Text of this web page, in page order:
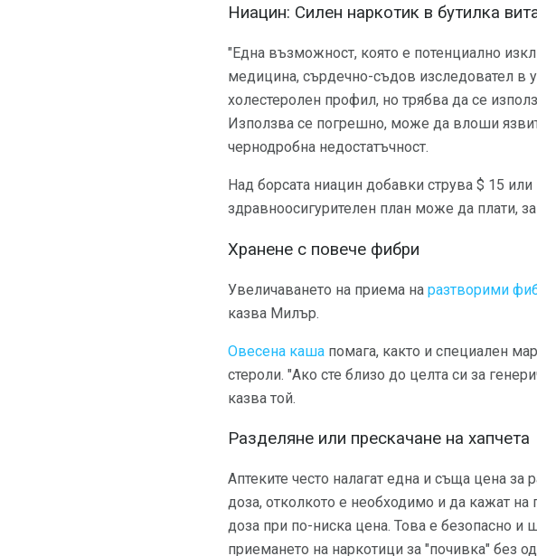
Ниацин: Силен наркотик в бутилка
"Една възможност, която е потенциално
медицина, сърдечно-съдов изследовател в
холестеролен профил, но трябва да се
Използва се погрешно, може да влоши
чернодробна недостатъчност.
Над борсата ниацин добавки струва $ 15
здравноосигурителен план може да плати,
Хранене с повече фибри
Увеличаването на приема на разтворими
казва Милър.
Овесена каша помага, както и специален
стероли. "Ако сте близо до целта си за
казва той.
Разделяне или прескачане на хапчета
Аптеките често налагат една и съща цена
доза, отколкото е необходимо и да кажат на
доза при по-ниска цена. Това е безопасно и
приемането на наркотици за "почивка" без